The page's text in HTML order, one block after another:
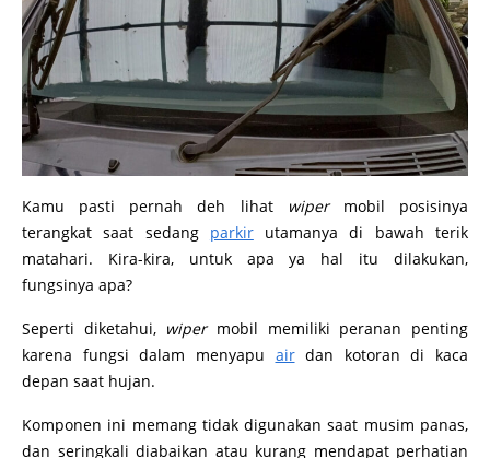
Kamu pasti pernah deh lihatwipermobil posisinya
terangkat saat sedang parkirutamanya di bawah terik
matahari. Kira-kira, untuk apa ya hal itu dilakukan,
fungsinya apa?
Seperti diketahui, wiper mobil memiliki peranan penting
karena fungsi dalam menyapu airdan kotoran di kaca
depan saat hujan.
Komponen ini memang tidak digunakan saat musim panas,
dan seringkali diabaikan atau kurang mendapat perhatian